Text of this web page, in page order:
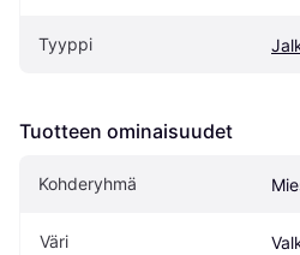
Tyyppi
Tuotteen ominaisuudet
Kohderyhmä
Väri